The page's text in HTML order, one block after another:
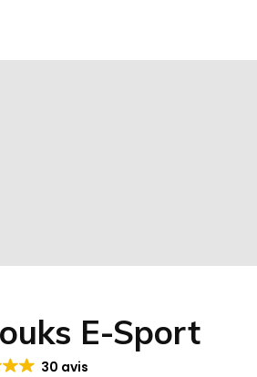
E-Sport
30 avis